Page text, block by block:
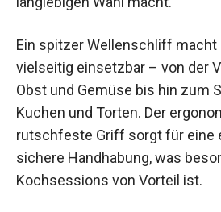
Ein spitzer Wellenschliff
vielseitig einsetzbar – von der
Obst und Gemüse bis hin zum
Kuchen und Torten. Der
rutschfeste Griff sorgt für eine
sichere Handhabung, was
Kochsessions von Vorteil ist.